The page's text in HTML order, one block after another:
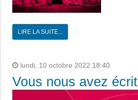
LIRE LA SUITE...
lundi, 10 octobre 2022 18:40
Vous nous avez écrit